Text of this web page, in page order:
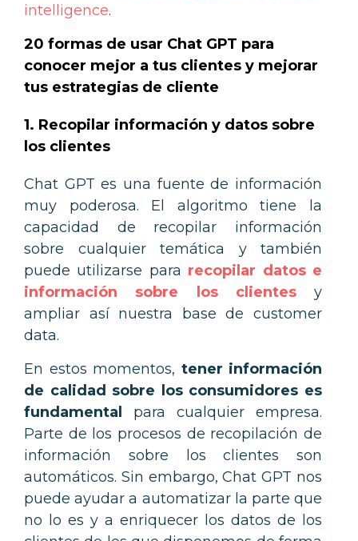
intelligence.
20 formas de usar Chat GPT para
conocer mejor a tus clientes y mejorar
tus estrategias de cliente
1. Recopilar información y datos sobre
los clientes
Chat GPT es una fuente de información
muy poderosa. El algoritmo tiene la
capacidad de recopilar información
sobre cualquier temática y también
puede utilizarse para recopilar datos e
información sobre los clientes
y
ampliar así nuestra base de customer
data.
En estos momentos, tener información
de calidad sobre los consumidores es
fundamental
para cualquier empresa.
Parte de los procesos de recopilación de
información sobre los clientes son
automáticos. Sin embargo, Chat GPT nos
puede ayudar a automatizar la parte que
no lo es y a enriquecer los datos de los